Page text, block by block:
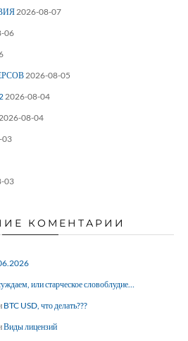
2026-08-07
06
2026-08-05
2026-08-04
2026-08-04
03
03
КОМЕНТАРИИ
или старческое словоблудие…
BTC USD, что делать???
Виды лицензий